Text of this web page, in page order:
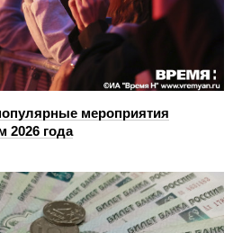
мероприятия
2026 года